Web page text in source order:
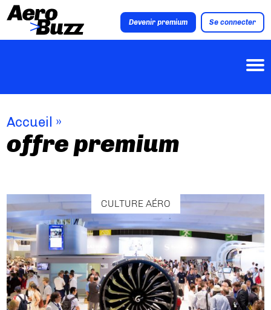
Devenir premium Se connecter
Accueil »
offre premium
CULTURE AÉRO